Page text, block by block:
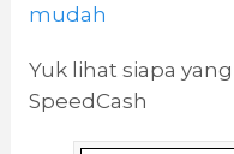
mudah
Yuk lihat siapa
SpeedCash